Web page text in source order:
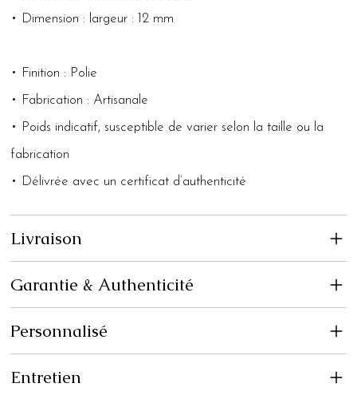
• Dimension : largeur : 12 mm
• Finition : Polie
• Fabrication : Artisanale
• Poids indicatif, susceptible de varier selon la taille ou la
fabrication
• Délivrée avec un certificat d’authenticité
Livraison
Garantie & Authenticité
Personnalisé
Entretien